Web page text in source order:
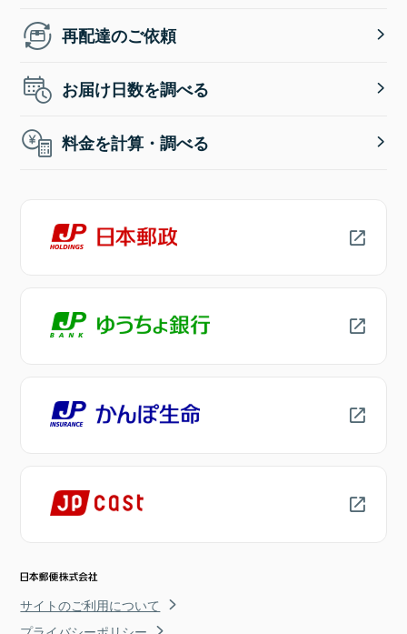
再配達のご依頼
お届け日数を調べる
料金を計算・調べる
サイトのご利用について